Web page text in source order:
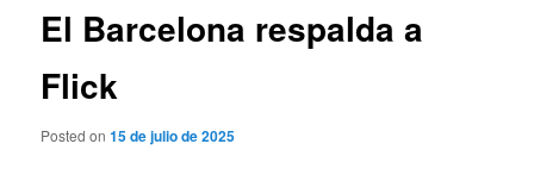
El Barcelona respalda a
Flick
Posted on15 de julio de 2025